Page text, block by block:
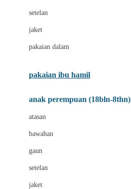
Cottonseeds
Crane
setelan
jaket
pakaian dalam
pakaian ibu hamil
anak perempuan (18bln-8thn)
atasan
bawahan
gaun
setelan
jaket